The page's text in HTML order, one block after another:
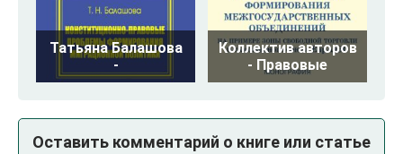
Татьяна Балашова
-
Коллектив авторов
- Правовые
Оставить комментарий о книге или статье